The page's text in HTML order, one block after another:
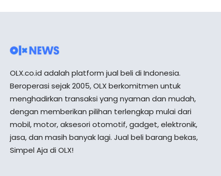
OLX.co.id adalah platform jual beli di Indonesia.
Beroperasi sejak 2005, OLX berkomitmen untuk
menghadirkan transaksi yang nyaman dan mudah,
dengan memberikan pilihan terlengkap mulai dari
mobil, motor, aksesori otomotif, gadget, elektronik,
jasa, dan masih banyak lagi. Jual beli barang bekas,
Simpel Aja di OLX!